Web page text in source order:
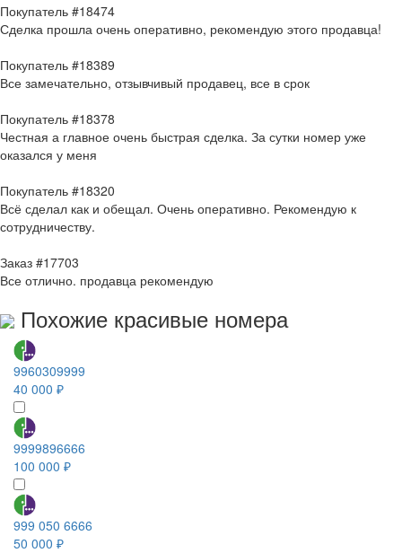
Покупатель #18474
Сделка прошла очень оперативно, рекомендую этого продавца!
Покупатель #18389
Все замечательно, отзывчивый продавец, все в срок
Покупатель #18378
Честная а главное очень быстрая сделка. За сутки номер уже
оказался у меня
Покупатель #18320
Всё сделал как и обещал. Очень оперативно. Рекомендую к
сотрудничеству.
Заказ #17703
Все отлично. продавца рекомендую
Похожие красивые номера
9960309999
40 000 ₽
9999896666
100 000 ₽
999 050 6666
50 000 ₽